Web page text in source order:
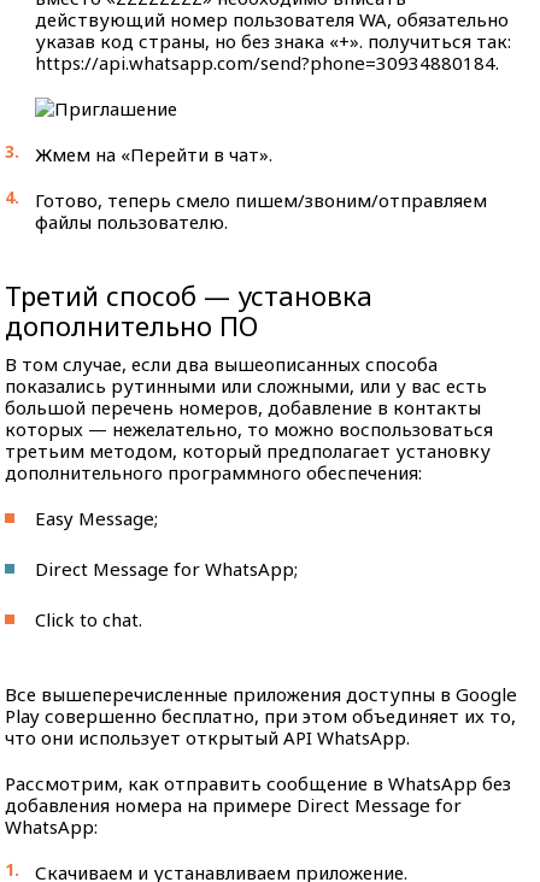
действующий номер пользователя WA, обязательно
указав код страны, но без знака «+». получиться так:
https://api.whatsapp.com/send?phone=30934880184.
Жмем на «Перейти в чат».
Готово, теперь смело пишем/звоним/отправляем
файлы пользователю.
Третий способ — установка
дополнительно ПО
В том случае, если два вышеописанных способа
показались рутинными или сложными, или у вас есть
большой перечень номеров, добавление в контакты
которых — нежелательно, то можно воспользоваться
третьим методом, который предполагает установку
дополнительного программного обеспечения:
Easy Message;
Direct Message for WhatsApp;
Click to chat.
Все вышеперечисленные приложения доступны в Google
Play совершенно бесплатно, при этом объединяет их то,
что они использует открытый API WhatsApp.
Рассмотрим, как отправить сообщение в WhatsApp без
добавления номера на примере Direct Message for
WhatsApp:
Скачиваем и устанавливаем приложение.